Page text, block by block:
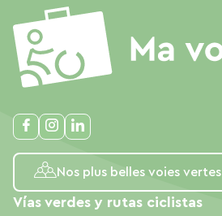
Nos plus belles voies vertes
Vías verdes y rutas ciclistas